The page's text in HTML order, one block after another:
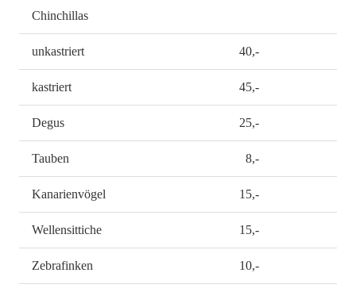
Chinchillas
unkastriert 40,-
kastriert 45,-
Degus 25,-
Tauben 8,-
Kanarienvögel 15,-
Wellensittiche 15,-
Zebrafinken 10,-